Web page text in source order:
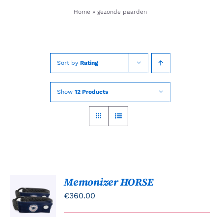
Home» gezonde paarden
Sort by Rating
Show 12 Products
AAN
WINKELWAGEN
/
Memonizer HORSE
€360.00